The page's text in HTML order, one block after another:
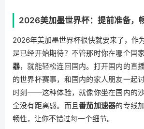
2026美加墨世界杯：提前准备，
2026年美加墨世界杯很快就要来了，作
是已经开始期待？不管那时你在哪个国
器，就能轻松连回国内。打开国内的直
的世界杯赛事，和国内的家人朋友一起
时刻——这种体验，就像你坐在国内的
全没有距离感。而且番茄加速器的专线
畅性，让你不错过每一个细节。